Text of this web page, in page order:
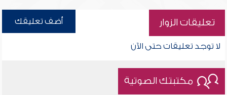
تعليقات الزوار أضف تعليقك
لا توجد تعليقات حتى الآن
مكتبتك الصوتية